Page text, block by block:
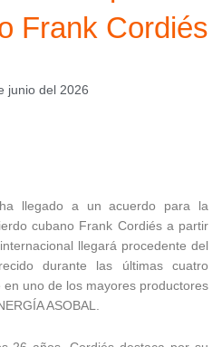
Frank Cordiés
junio del 2026
llegado a un acuerdo para la
cubano Frank Cordiés a partir
llegará procedente del
durante las últimas cuatro
uno de los mayores productores
ASOBAL.